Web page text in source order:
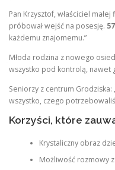
Pan Krzysztof, właściciel
próbował wejść na posesję.
każdemu znajomemu.”
Młoda rodzina z nowego
wszystko pod kontrolą, nawet
Seniorzy z centrum
wszystko, czego
Korzyści, które
Krystaliczny obraz
Możliwość rozmowy